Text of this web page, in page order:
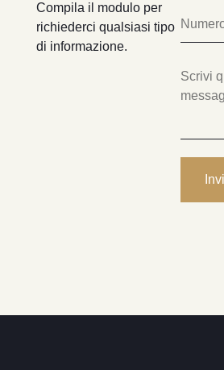
Compila il modulo per
richiederci qualsiasi tipo
di informazione.